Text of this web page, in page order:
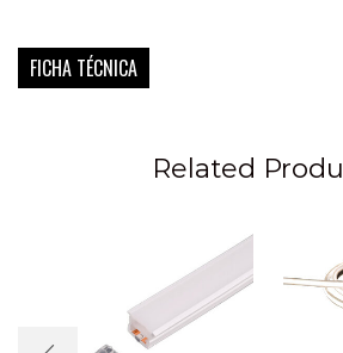
FICHA TÉCNICA
Related